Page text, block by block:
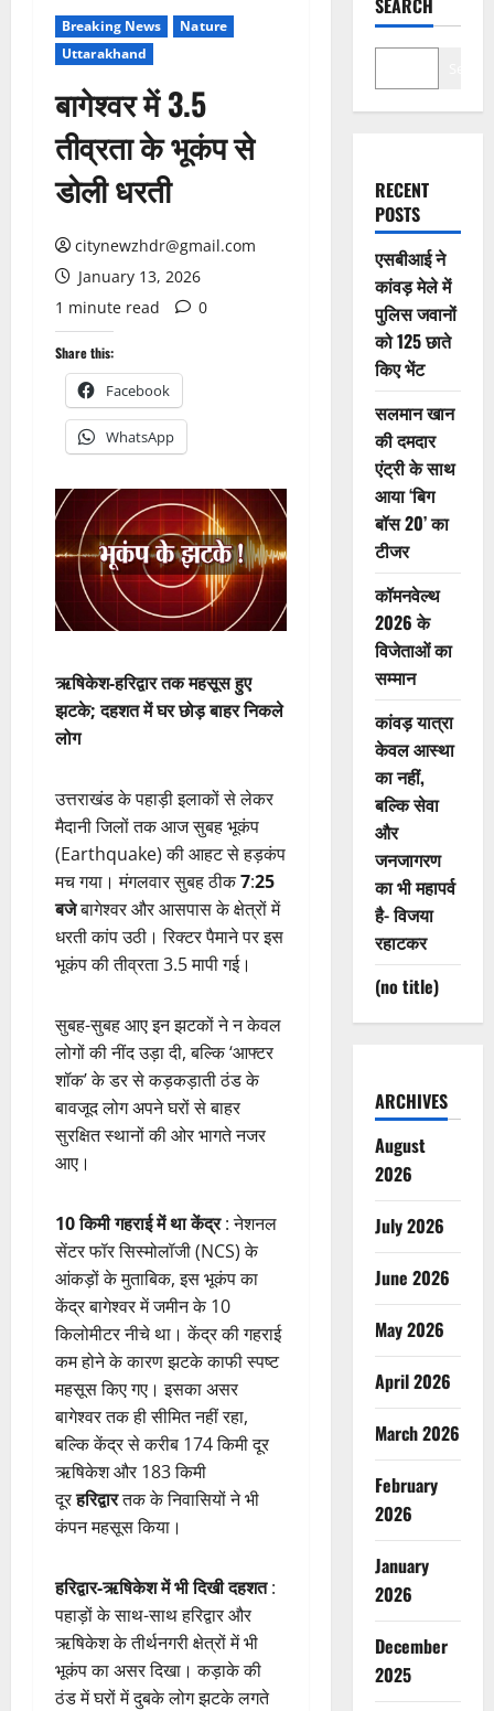
Breaking News
Nature
Uttarakhand
बागेश्वर में 3.5
तीव्रता के भूकंप से
डोली धरती
citynewzhdr@gmail.com
January 13, 2026
1 minute read
0
Share this:
Facebook
WhatsApp
ऋषिकेश-हरिद्वार तक महसूस हुए
झटके; दहशत में घर छोड़ बाहर निकले
लोग
उत्तराखंड के पहाड़ी इलाकों से लेकर
मैदानी जिलों तक आज सुबह भूकंप
(Earthquake) की आहट से हड़कंप
मच गया। मंगलवार सुबह ठीक7:25
बजेबागेश्वर और आसपास के क्षेत्रों में
धरती कांप उठी। रिक्टर पैमाने पर इस
भूकंप की तीव्रता 3.5 मापी गई।
सुबह-सुबह आए इन झटकों ने न केवल
लोगों की नींद उड़ा दी, बल्कि ‘आफ्टर
शॉक’ के डर से कड़कड़ाती ठंड के
बावजूद लोग अपने घरों से बाहर
सुरक्षित स्थानों की ओर भागते नजर
आए।
10 किमी गहराई में था केंद्र: नेशनल
सेंटर फॉर सिस्मोलॉजी (NCS) के
आंकड़ों के मुताबिक, इस भूकंप का
केंद्र बागेश्वर में जमीन के 10
किलोमीटर नीचे था। केंद्र की गहराई
कम होने के कारण झटके काफी स्पष्ट
महसूस किए गए। इसका असर
बागेश्वर तक ही सीमित नहीं रहा,
बल्कि केंद्र से करीब 174 किमी दूर
ऋषिकेश और 183 किमी
दूरहरिद्वारतक के निवासियों ने भी
कंपन महसूस किया।
हरिद्वार-ऋषिकेश में भी दिखी दहशत:
पहाड़ों के साथ-साथ हरिद्वार और
ऋषिकेश के तीर्थनगरी क्षेत्रों में भी
भूकंप का असर दिखा। कड़ाके की
ठंड में घरों में दुबके लोग झटके लगते
SEARCH
RECENT
POSTS
एसबीआई ने
कांवड़ मेले में
पुलिस जवानों
को 125 छाते
किए भेंट
सलमान खान
की दमदार
एंट्री के साथ
आया ‘बिग
बॉस 20’ का
टीजर
कॉमनवेल्थ
2026 के
विजेताओं का
सम्मान
कांवड़ यात्रा
केवल आस्था
का नहीं,
बल्कि सेवा
और
जनजागरण
का भी महापर्व
है- विजया
रहाटकर
(no title)
ARCHIVES
August
2026
July 2026
June 2026
May 2026
April 2026
March 2026
February
2026
January
2026
December
2025